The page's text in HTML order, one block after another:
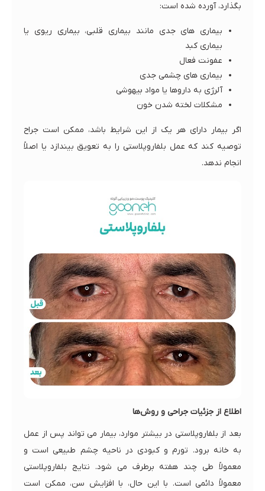
بگذارد، آورده شده است:
بیماری های جدی مانند بیماری قلبی، بیماری ریوی یا
بیماری کبد
عفونت فعال
بیماری های چشمی جدی
آلرژی به داروها یا مواد بیهوشی
مشکلات لخته شدن خون
اگر بیمار دارای هر یک از این شرایط باشد، ممکن است جراح
توصیه کند که عمل بلفاروپلاستی را به تعویق بیندازد یا اصلاً
انجام ندهد.
اطلاع از جزئیات جراحی و روش‌ها
بعد از بلفاروپلاستی در بیشتر موارد، بیمار می تواند پس از عمل
به خانه برود. تورم و کبودی در ناحیه چشم طبیعی است و
معمولاً طی چند هفته برطرف می شود. نتایج بلفاروپلاستی
معمولاً دائمی است. با این حال، با افزایش سن، ممکن است